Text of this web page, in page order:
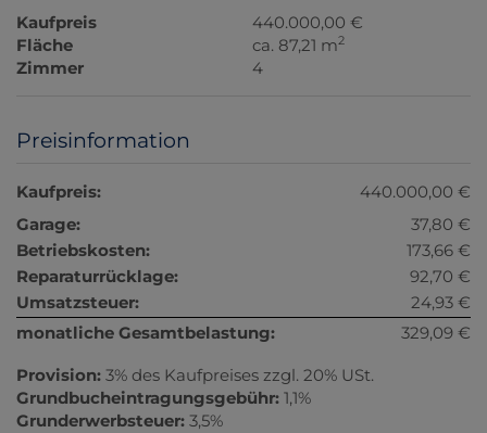
Kaufpreis
440.000,00 €
Fläche
ca. 87,21 m2
Zimmer 4
Preisinformation
Kaufpreis:
440.000,00 €
Garage:
37,80 €
Betriebskosten:
173,66 €
Reparaturrücklage:
92,70 €
Umsatzsteuer:
24,93 €
monatliche Gesamtbelastung:
329,09 €
Provision: 3% des Kaufpreises zzgl. 20% USt.
Grundbucheintragungsgebühr: 1,1%
Grunderwerbsteuer: 3,5%